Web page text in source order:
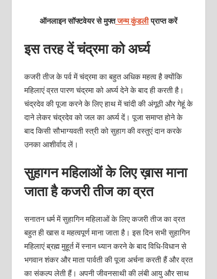
ऑनलाइन सॉफ्टवेयर से मुफ्तजन्म कुंडलीप्राप्त करें
इस तरह दें चंद्रमा को अर्घ्य
कजरी तीज के पर्व में चंद्रमा का बहुत अधिक महत्व है क्योंकि
महिलाएं व्रत पारण चंद्रमा को अर्घ्य देने के बाद ही करती है।
चंद्रदेव की पूजा करने के लिए हाथ में चांदी की अंगूठी और गेहूं के
दाने लेकर चंद्रदेव को जल का अर्घ्य दें। पूजा समाप्त होने के
बाद किसी सौभाग्यवती स्त्री को सुहाग की वस्तुएं दान करके
उनका आशीर्वाद लें।
सुहागन महिलाओं के लिए ख़ास माना
जाता है कजरी तीज का व्रत
सनातन धर्म में सुहागिन महिलाओं के लिए कजरी तीज का व्रत
बहुत ही खास व महत्वपूर्ण माना जाता है। इस दिन सभी सुहागिन
महिलाएं ब्रह्म मुहूर्त में स्नान ध्यान करने के बाद विधि-विधान से
भगवान शंकर और माता पार्वती की पूजा अर्चना करती हैं और व्रत
का संकल्प लेती हैं। अपनी जीवनसाथी की लंबी आयु और साथ